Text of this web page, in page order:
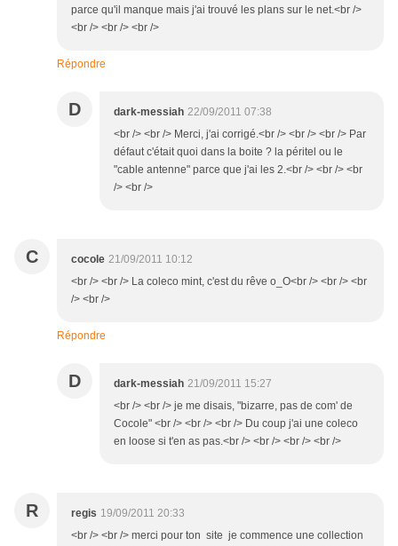
parce qu'il manque mais j'ai trouvé les plans sur le net.<br />
<br /> <br /> <br />
Répondre
D dark-messiah 22/09/2011 07:38
<br /> <br /> Merci, j'ai corrigé.<br /> <br /> <br /> Par
défaut c'était quoi dans la boite ? la péritel ou le
"cable antenne" parce que j'ai les 2.<br /> <br /> <br
/> <br />
C cocole 21/09/2011 10:12
<br /> <br /> La coleco mint, c'est du rêve o_O<br /> <br /> <br
/> <br />
Répondre
D dark-messiah 21/09/2011 15:27
<br /> <br /> je me disais, "bizarre, pas de com' de
Cocole" <br /> <br /> <br /> Du coup j'ai une coleco
en loose si t'en as pas.<br /> <br /> <br /> <br />
R regis 19/09/2011 20:33
<br /> <br /> merci pour ton site je commence une collection